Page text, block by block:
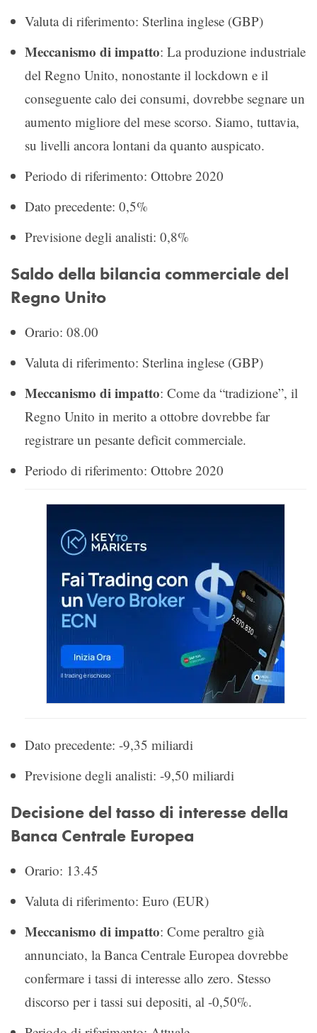
Valuta di riferimento: Sterlina inglese (GBP)
Meccanismo di impatto: La produzione industriale
del Regno Unito, nonostante il lockdown e il
conseguente calo dei consumi, dovrebbe segnare un
aumento migliore del mese scorso. Siamo, tuttavia,
su livelli ancora lontani da quanto auspicato.
Periodo di riferimento: Ottobre 2020
Dato precedente: 0,5%
Previsione degli analisti: 0,8%
Saldo della bilancia commerciale del
Regno Unito
Orario: 08.00
Valuta di riferimento: Sterlina inglese (GBP)
Meccanismo di impatto: Come da “tradizione”, il
Regno Unito in merito a ottobre dovrebbe far
registrare un pesante deficit commerciale.
Periodo di riferimento: Ottobre 2020
Dato precedente: -9,35 miliardi
Previsione degli analisti: -9,50 miliardi
Decisione del tasso di interesse della
Banca Centrale Europea
Orario: 13.45
Valuta di riferimento: Euro (EUR)
Meccanismo di impatto: Come peraltro già
annunciato, la Banca Centrale Europea dovrebbe
confermare i tassi di interesse allo zero. Stesso
discorso per i tassi sui depositi, al -0,50%.